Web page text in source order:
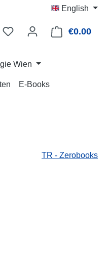
English
€0.00
Wien
E-Books
TR - Zerobooks